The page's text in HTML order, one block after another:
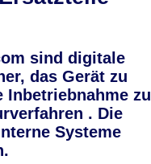
sind digitale
das Gerät zu
zu
. Die
Systeme